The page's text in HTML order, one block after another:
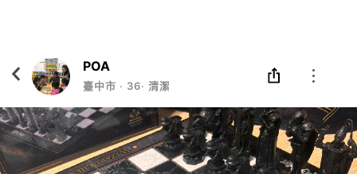
POA
臺中市 ‧ 36‧ 清潔工